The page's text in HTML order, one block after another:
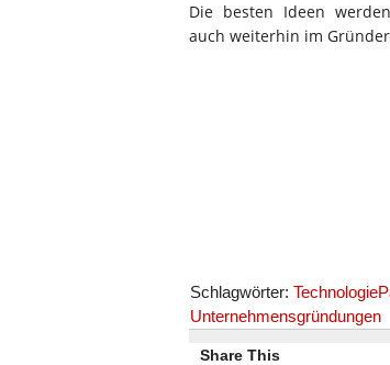
Die besten Ideen
auch weiterhin im
Schlagwörter:
Unternehmensgründungen
Share This